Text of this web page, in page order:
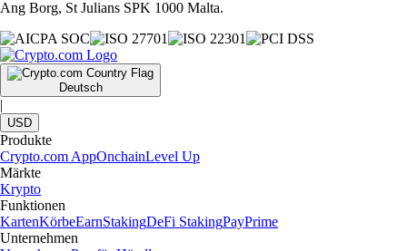
Ang Borg, St Julians SPK 1000 Malta.
Deutsch
|
USD
Produkte
Crypto.com AppOnchainLevel Up
Märkte
Krypto
Funktionen
KartenKörbeEarnStakingDeFi StakingPayPrime
Unternehmen